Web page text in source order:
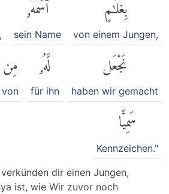
von einem Jungen,
sein Name
نَجْعَل
haben wir gemacht
لَّهُۥ
für ihn
مِن
von
سَمِيًّا
Kennzeichen."
dir einen Jungen,
ist, wie Wir zuvor noch